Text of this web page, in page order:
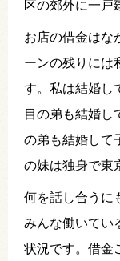
区の郊外に一戸
お店の借金はな
ーンの残りには
す。私は結婚し
目の弟も結婚し
の弟も結婚して
の妹は独身で東
何を話し合うに
みんな働いてい
状況です。借金